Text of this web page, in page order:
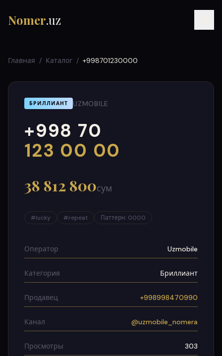
Nomer.uz
UZ УЗ
Главная / Каталог / +998701230000
БРИЛЛИАНТ UZMOBILE
+998 70
123 00 00
000
999
38 812 800сум
#lucky #repeat Паттерн: 0000
Оператор Uzmobile
Категория Бриллиант
Продавец +998998470990
Канал @uzmobile_nomera
Просмотры 303